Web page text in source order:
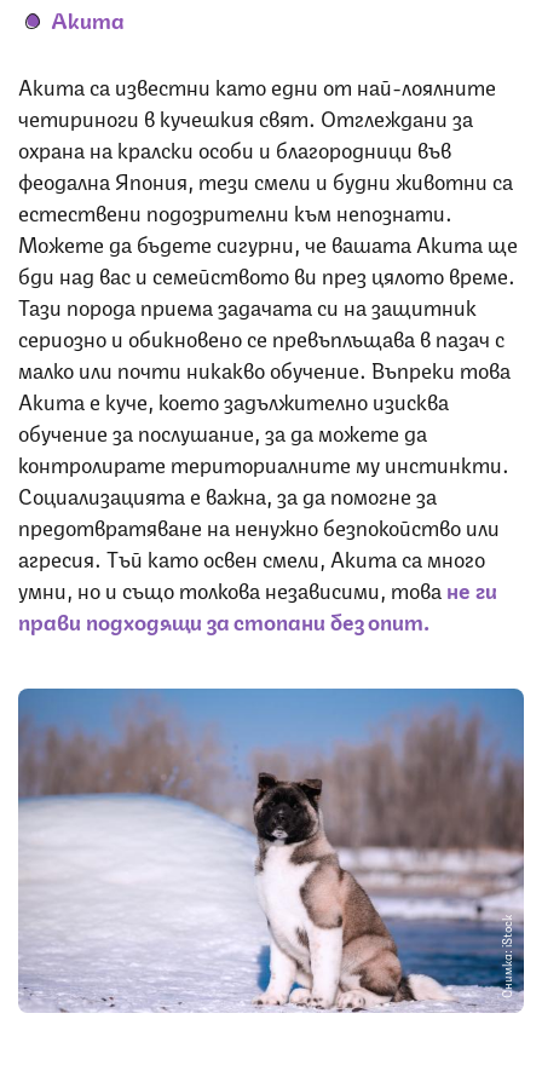
Акита
Акита са известни като едни от най-лоялните
четириноги в кучешкия свят. Отглеждани за
охрана на кралски особи и благородници във
феодална Япония, тези смели и будни животни са
естествени подозрителни към непознати.
Можете да бъдете сигурни, че вашата Акита ще
бди над вас и семейството ви през цялото време.
Тази порода приема задачата си на защитник
сериозно и обикновено се превъплъщава в пазач с
малко или почти никакво обучение. Въпреки това
Акита е куче, което задължително изисква
обучение за послушание, за да можете да
контролирате териториалните му инстинкти.
Социализацията е важна, за да помогне за
предотвратяване на ненужно безпокойство или
агресия. Тъй като освен смели, Акита са много
умни, но и също толкова независими, това не ги
прави подходящи за стопани без опит.
Снимка: iStock